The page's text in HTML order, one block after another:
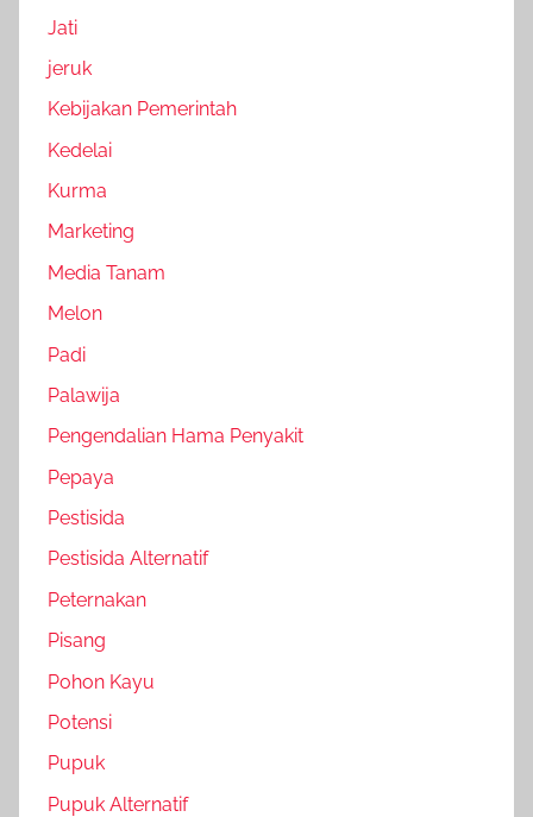
Jati
jeruk
Kebijakan Pemerintah
Kedelai
Kurma
Marketing
Media Tanam
Melon
Padi
Palawija
Pengendalian Hama Penyakit
Pepaya
Pestisida
Pestisida Alternatif
Peternakan
Pisang
Pohon Kayu
Potensi
Pupuk
Pupuk Alternatif